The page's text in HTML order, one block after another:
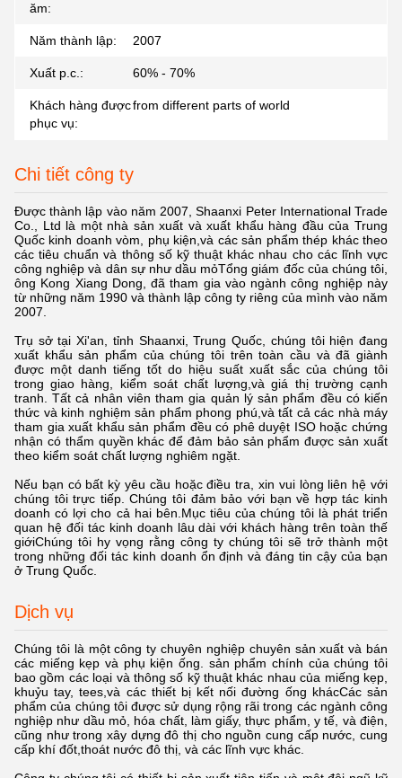
ăm:
Năm thành lập: 2007
Xuất p.c.: 60% - 70%
Khách hàng được
phục vụ:
from different parts of world
Chi tiết công ty
Được thành lập vào năm 2007, Shaanxi Peter International Trade
Co., Ltd là một nhà sản xuất và xuất khẩu hàng đầu của Trung
Quốc kinh doanh vòm, phụ kiện,và các sản phẩm thép khác theo
các tiêu chuẩn và thông số kỹ thuật khác nhau cho các lĩnh vực
công nghiệp và dân sự như dầu mỏTổng giám đốc của chúng tôi,
ông Kong Xiang Dong, đã tham gia vào ngành công nghiệp này
từ những năm 1990 và thành lập công ty riêng của mình vào năm
2007.
Trụ sở tại Xi'an, tỉnh Shaanxi, Trung Quốc, chúng tôi hiện đang
xuất khẩu sản phẩm của chúng tôi trên toàn cầu và đã giành
được một danh tiếng tốt do hiệu suất xuất sắc của chúng tôi
trong giao hàng, kiểm soát chất lượng,và giá thị trường cạnh
tranh. Tất cả nhân viên tham gia quản lý sản phẩm đều có kiến
thức và kinh nghiệm sản phẩm phong phú,và tất cả các nhà máy
tham gia xuất khẩu sản phẩm đều có phê duyệt ISO hoặc chứng
nhận có thẩm quyền khác để đảm bảo sản phẩm được sản xuất
theo kiểm soát chất lượng nghiêm ngặt.
Nếu bạn có bất kỳ yêu cầu hoặc điều tra, xin vui lòng liên hệ với
chúng tôi trực tiếp. Chúng tôi đảm bảo với bạn về hợp tác kinh
doanh có lợi cho cả hai bên.Mục tiêu của chúng tôi là phát triển
quan hệ đối tác kinh doanh lâu dài với khách hàng trên toàn thế
giớiChúng tôi hy vọng rằng công ty chúng tôi sẽ trở thành một
trong những đối tác kinh doanh ổn định và đáng tin cậy của bạn
ở Trung Quốc.
Dịch vụ
Chúng tôi là một công ty chuyên nghiệp chuyên sản xuất và bán
các miếng kẹp và phụ kiện ống. sản phẩm chính của chúng tôi
bao gồm các loại và thông số kỹ thuật khác nhau của miếng kẹp,
khuỷu tay, tees,và các thiết bị kết nối đường ống khácCác sản
phẩm của chúng tôi được sử dụng rộng rãi trong các ngành công
nghiệp như dầu mỏ, hóa chất, làm giấy, thực phẩm, y tế, và điện,
cũng như trong xây dựng đô thị cho nguồn cung cấp nước, cung
cấp khí đốt,thoát nước đô thị, và các lĩnh vực khác.